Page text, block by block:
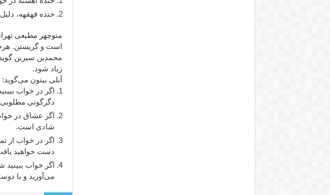
خنده قهقهه،
منوچهر مطیعی
است و گریستن.
محمدبن سیرین
زیاد شود.
آنلی بیتون می‌گوید:
اگر در خواب
دگرگونی
اگر عشاق در
شادی است.
اگر در خواب از
دست خواهید
اگر خواب
می‌آورید و با